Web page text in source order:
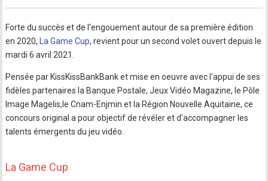
Forte du succès et de l'engouement autour de sa première édition
en 2020, La Game Cup, revient pour un second volet ouvert depuis le
mardi 6 avril 2021.
Pensée par KissKissBankBank et mise en oeuvre avec l'appui de ses
fidèles partenaires la Banque Postale, Jeux Vidéo Magazine, le Pôle
Image Magelis,le Cnam-Enjmin et la Région Nouvelle Aquitaine, ce
concours original a pour objectif de révéler et d'accompagner les
talents émergents du jeu vidéo.
La Game Cup